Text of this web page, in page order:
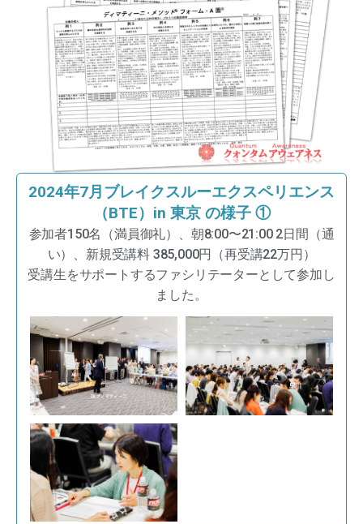
2024年7月ブレイクスルーエクスペリエンス
（BTE）in 東京 の様子 ①
参加者150名（満員御礼）、朝8:00〜21:00 2日間（通
い）、新規受講料 385,000円（再受講22万円）
受講生をサポートするファシリテーターとして参加し
ました。